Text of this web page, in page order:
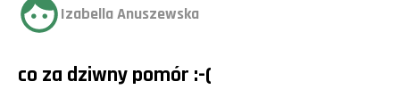
Izabella Anuszewska
co za dziwny pomór :-(